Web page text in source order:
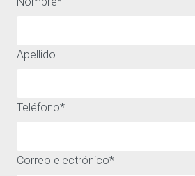
Apellido
Teléfono*
Correo electrónico*